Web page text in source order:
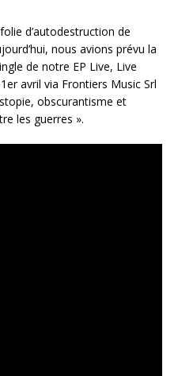
d’autodestruction de
nous avions prévu la
de notre EP Live, Live
avril via Frontiers Music Srl
obscurantisme et
les guerres ».